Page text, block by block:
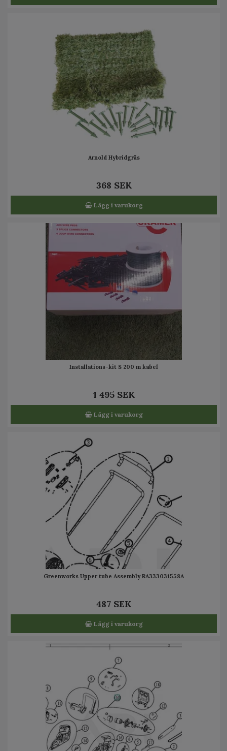
Arnold Hybridgräs
368 SEK
Lägg i varukorg
Installations-kit S 200 m kabel
1 495 SEK
Lägg i varukorg
Greenworks Upper tube Assembly RA333031558A
487 SEK
Lägg i varukorg